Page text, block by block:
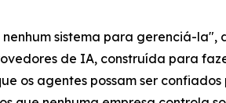
sistema para gerenciá-la",
de IA, construída para
os agentes possam ser